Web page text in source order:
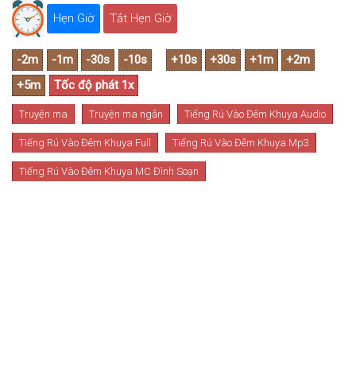
Hẹn Giờ Tắt Hẹn Giờ
Truyện ma Truyện ma ngắn Tiếng Rú Vào Đêm Khuya Audio
Tiếng Rú Vào Đêm Khuya Full Tiếng Rú Vào Đêm Khuya Mp3
Tiếng Rú Vào Đêm Khuya MC Đình Soạn